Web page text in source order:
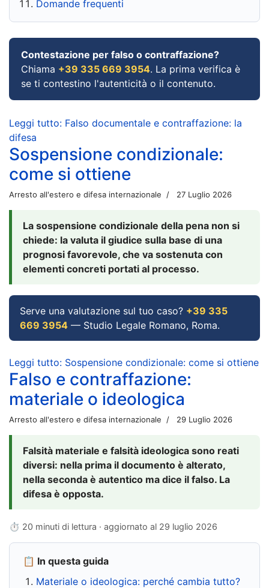
Domande frequenti
Contestazione per falso o contraffazione?
Chiama +39 335 669 3954. La prima verifica è
se ti contestino l'autenticità o il contenuto.
Leggi tutto: Falso documentale e contraffazione: la
difesa
Sospensione condizionale:
come si ottiene
Arresto all'estero e difesa internazionale 27 Luglio 2026
La sospensione condizionale della pena non si
chiede: la valuta il giudice sulla base di una
prognosi favorevole, che va sostenuta con
elementi concreti portati al processo.
Serve una valutazione sul tuo caso? +39 335
669 3954 — Studio Legale Romano, Roma.
Leggi tutto: Sospensione condizionale: come si ottiene
Falso e contraffazione:
materiale o ideologica
Arresto all'estero e difesa internazionale 29 Luglio 2026
Falsità materiale e falsità ideologica sono reati
diversi: nella prima il documento è alterato,
nella seconda è autentico ma dice il falso. La
difesa è opposta.
⏱ 20 minuti di lettura · aggiornato al 29 luglio 2026
📋 In questa guida
Materiale o ideologica: perché cambia tutto?